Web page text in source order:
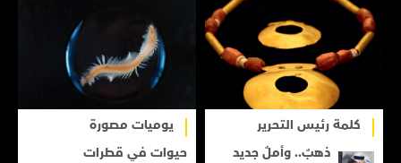
كلمة رئيس التحرير
ذهبٌ.. وأملٌ جديد
يوميات مصورة
حيوات في قطرات